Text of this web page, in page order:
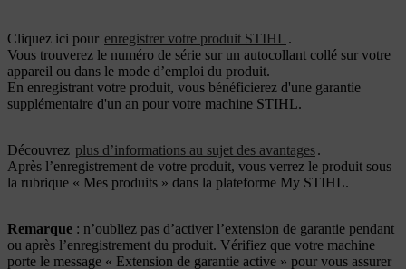
Cliquez ici pour enregistrer votre produit STIHL .
Vous trouverez le numéro de série sur un autocollant collé sur votre
appareil ou dans le mode d’emploi du produit.
En enregistrant votre produit, vous bénéficierez d'une garantie
supplémentaire d'un an pour votre machine STIHL.
Découvrez plus d’informations au sujet des avantages.
Après l’enregistrement de votre produit, vous verrez le produit sous
la rubrique « Mes produits » dans la plateforme My STIHL.
Remarque : n’oubliez pas d’activer l’extension de garantie pendant
ou après l’enregistrement du produit. Vérifiez que votre machine
porte le message « Extension de garantie active » pour vous assurer